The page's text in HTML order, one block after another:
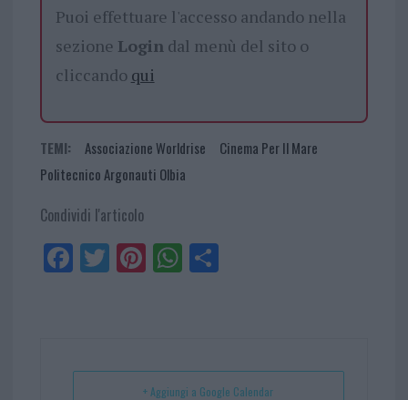
Puoi effettuare l'accesso andando nella
sezione Logindal menù del sito o
cliccando qui
TEMI: Associazione Worldrise
Cinema Per Il Mare
Politecnico Argonauti Olbia
Condividi l'articolo
Fa
ce
Tw
itt
Pi
nt
t
W
ha
p
Sh
+ Aggiungi a Google Calendar